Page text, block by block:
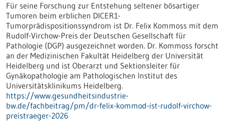
Für seine Forschung zur Entstehung seltener bösartiger
Tumoren beim erblichen DICER1-
Tumorprädispositionssyndrom ist Dr. Felix Kommoss mit dem
Rudolf-Virchow-Preis der Deutschen Gesellschaft für
Pathologie (DGP) ausgezeichnet worden. Dr. Kommoss forscht
an der Medizinischen Fakultät Heidelberg der Universität
Heidelberg und ist Oberarzt und Sektionsleiter für
Gynäkopathologie am Pathologischen Institut des
Universitätsklinikums Heidelberg.
https://www.gesundheitsindustrie-
bw.de/fachbeitrag/pm/dr-felix-kommod-ist-rudolf-virchow-
preistraeger-2026